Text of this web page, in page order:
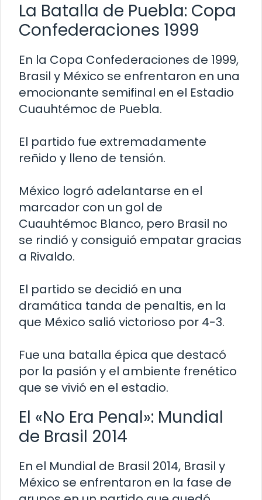
La Batalla de Puebla: Copa
Confederaciones 1999
En la Copa Confederaciones de 1999,
Brasil y México se enfrentaron en una
emocionante semifinal en el Estadio
Cuauhtémoc de Puebla.
El partido fue extremadamente
reñido y lleno de tensión.
México logró adelantarse en el
marcador con un gol de
Cuauhtémoc Blanco, pero Brasil no
se rindió y consiguió empatar gracias
a Rivaldo.
El partido se decidió en una
dramática tanda de penaltis, en la
que México salió victorioso por 4-3.
Fue una batalla épica que destacó
por la pasión y el ambiente frenético
que se vivió en el estadio.
El «No Era Penal»: Mundial
de Brasil 2014
En el Mundial de Brasil 2014, Brasil y
México se enfrentaron en la fase de